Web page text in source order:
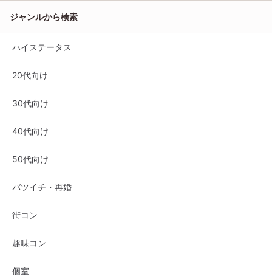
ジャンルから検索
ハイステータス
20代向け
30代向け
40代向け
50代向け
バツイチ・再婚
街コン
趣味コン
個室